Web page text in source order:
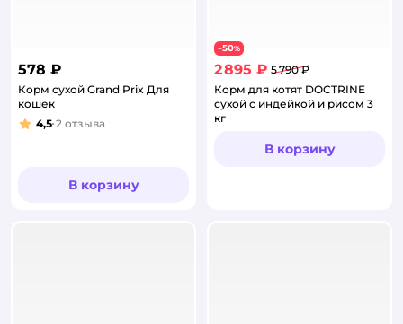
578 ₽
Корм сухой Grand Prix Для
кошек
Рейтинг:
4,5 2 отзыва
В корзину
−50%
2 895 ₽ 5 790 ₽
Корм для котят DOCTRINE
сухой с индейкой и рисом 3
кг
В корзину